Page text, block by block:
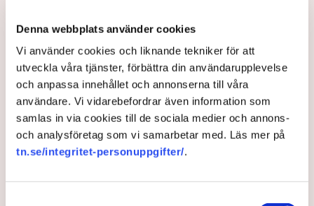
Denna webbplats använder cookies
Vi använder cookies och liknande tekniker för att
utveckla våra tjänster, förbättra din användarupplevelse
och anpassa innehållet och annonserna till våra
användare. Vi vidarebefordrar även information som
samlas in via cookies till de sociala medier och annons-
och analysföretag som vi samarbetar med. Läs mer på
tn.se/integritet-personuppgifter/.
LO och Svenskt Näringsliv är överens.
Överskottsmålet bör skrotas. ”För att klara den
gigantiska gröna omställningen krävs satsningar i
energiproduktion och infrastruktur, skriver Laura
Hartman, chefsekonom LO, på DI debatt.
3 years ago | Av: Erik Ekerlid